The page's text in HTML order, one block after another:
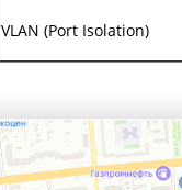
VLAN (Port Isolation)